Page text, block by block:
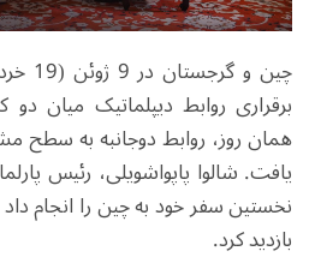
چین
برقراری روابط دیپلماتیک میان
همان روز، روابط دوجانبه به سطح
یافت. شالوا پاپواشویلی، رئیس
نخستین سفر خود به چین را انجام
بازدید کرد.